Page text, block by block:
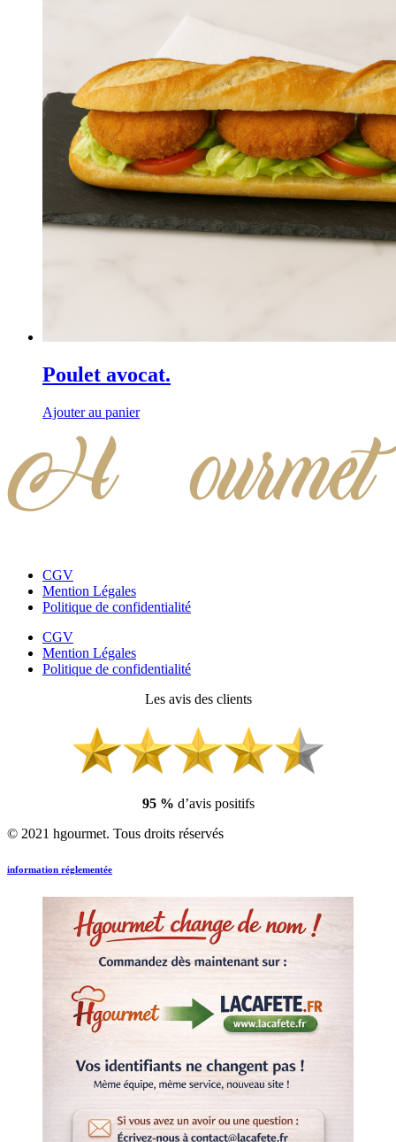
Poulet avocat.
Ajouter au panier
CGV
Mention Légales
Politique de confidentialité
CGV
Mention Légales
Politique de confidentialité
Les avis des clients
95 % d’avis positifs
© 2021 hgourmet. Tous droits réservés
information réglementée